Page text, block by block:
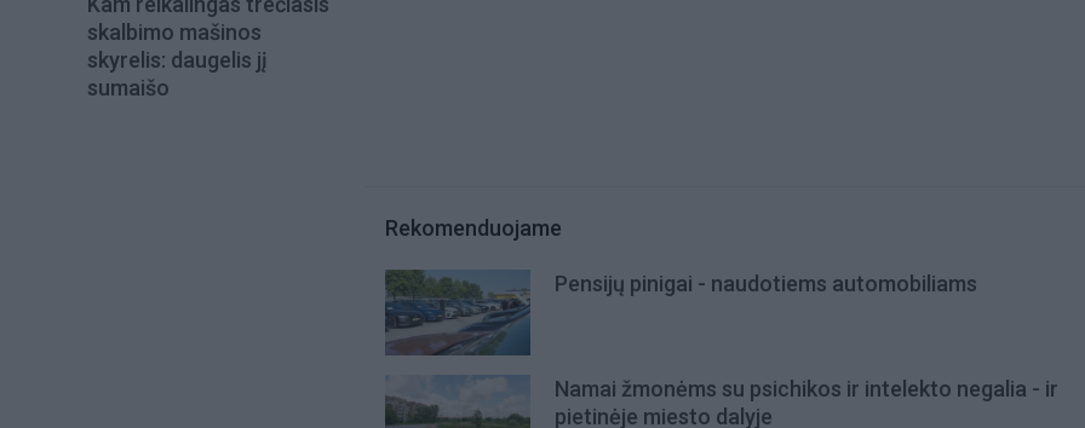
skalbimo mašinos
skyrelis: daugelis jį
sumaišo
Rekomenduojame
Pensijų pinigai - naudotiems automobiliams
Namai žmonėms su psichikos ir intelekto negalia - ir
pietinėje miesto dalyje